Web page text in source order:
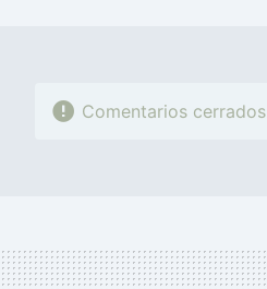
Comentarios cerrados